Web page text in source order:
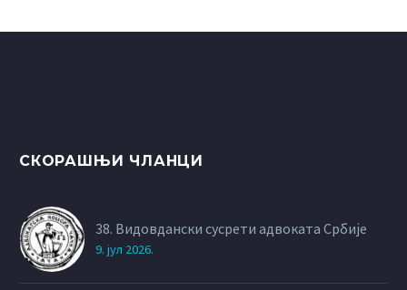
СКОРАШЊИ ЧЛАНЦИ
38. Видовдански сусрети адвоката Србије
9. јул 2026.